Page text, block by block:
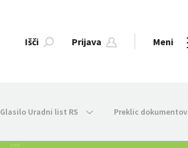
Išči Prijava Meni
Glasilo Uradni list RS Preklic dokumentov